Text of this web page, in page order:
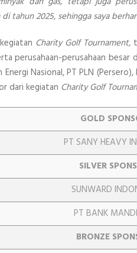
tahun 2025, sehingga saya
Charity Golf Tournament,
perusahaan-perusahaan
Energi Nasional, PT PLN
dari kegiatan Charity Golf
GOLD
PT SANY HEAVY
SILVER
SUNWARD
PT BANK
BRONZE